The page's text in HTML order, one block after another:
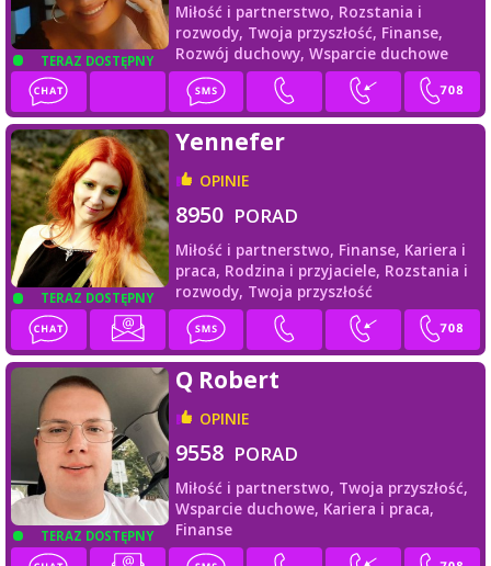
TERAZ DOSTĘPNY
Miłość i partnerstwo, Rozstania i
rozwody, Twoja przyszłość, Finanse,
Rozwój duchowy, Wsparcie duchowe
TERAZ DOSTĘPNY
Yennefer
OPINIE
8950 PORAD
Miłość i partnerstwo, Finanse, Kariera i
praca, Rodzina i przyjaciele, Rozstania i
rozwody, Twoja przyszłość
TERAZ DOSTĘPNY
Q Robert
OPINIE
9558 PORAD
Miłość i partnerstwo, Twoja przyszłość,
Wsparcie duchowe, Kariera i praca,
Finanse